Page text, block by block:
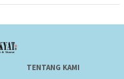
TENTANG KAMI